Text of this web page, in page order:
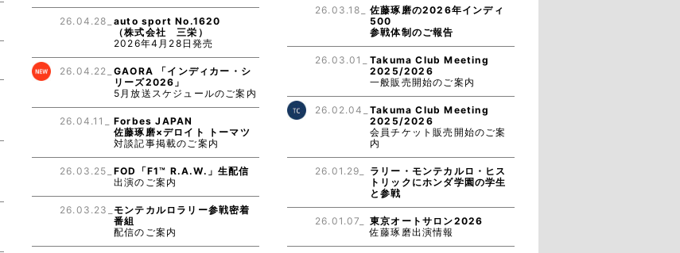
26.04.28_
auto sport No.1620
（株式会社 三栄）
2026年4月28日発売
26.04.22_
GAORA 「インディカー・シ
リーズ2026」
5月放送スケジュールのご案内
26.04.11_
Forbes JAPAN
佐藤琢磨×デロイト トーマツ
対談記事掲載のご案内
26.03.25_
FOD「F1™ R.A.W.」生配信
出演のご案内
26.03.23_
モンテカルロラリー参戦密着
番組
配信のご案内
26.03.18_
佐藤琢磨の2026年インディ
500
参戦体制のご報告
26.03.01_
Takuma Club Meeting
2025/2026
一般販売開始のご案内
26.02.04_
Takuma Club Meeting
2025/2026
会員チケット販売開始のご案
内
26.01.29_
ラリー・モンテカルロ・ヒス
トリックにホンダ学園の学生
と参戦
26.01.07_
東京オートサロン2026
佐藤琢磨出演情報